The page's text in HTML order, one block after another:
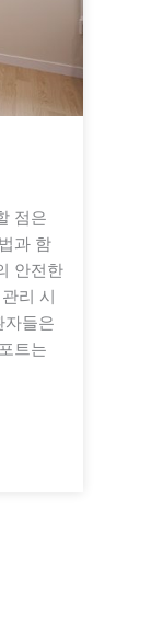
점은
과 함
안전한
리 시
자들은
트는